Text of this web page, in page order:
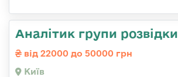
Аналітик групи розвідки
від 22000 до 50000 грн
Київ